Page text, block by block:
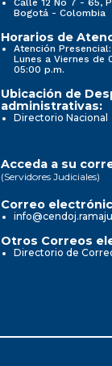
Calle 12 No 7 - 65,
Bogotá - Colombia
Horarios de
Atención Presencial:
Lunes a Viernes de
05:00 p.m.
Ubicación de
administrativas:
Directorio Nacional
Acceda a su
(Servidores Judiciales)
Correo
Otros Correos
Directorio de